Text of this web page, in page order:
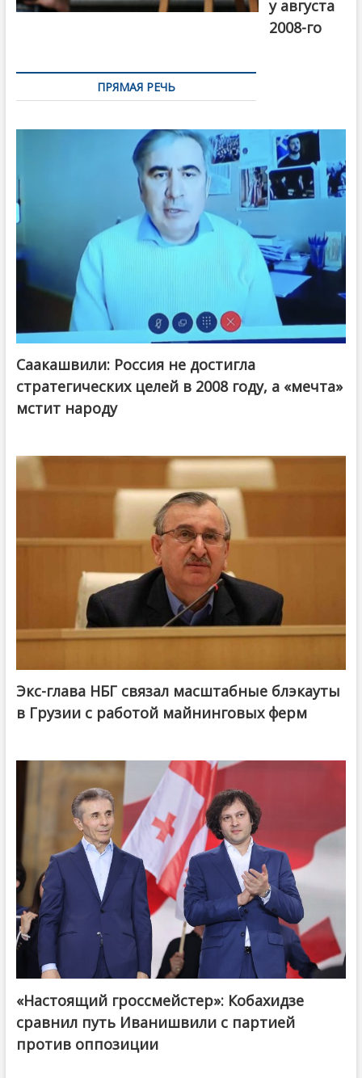
у августа
2008-го
ПРЯМАЯ РЕЧЬ
Саакашвили: Россия не достигла
стратегических целей в 2008 году, а «мечта»
мстит народу
Экс-глава НБГ связал масштабные блэкауты
в Грузии с работой майнинговых ферм
@ქართული ოცნება / Georgian Dream
«Настоящий гроссмейстер»: Кобахидзе
сравнил путь Иванишвили с партией
против оппозиции